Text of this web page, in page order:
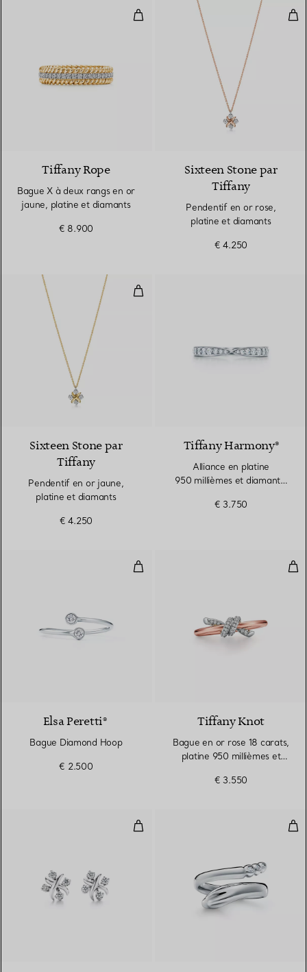
Bague X à deux rangs en or
3 Matériaux
Tiffany Rope
Bague X à deux rangs en or
jaune, platine et diamants
€ 8.900
Sixteen Stone par
Tiffany
Pendentif en or rose,
platine et diamants
€ 4.250
Pendentif en or jaune, platine et
Sixteen Stone par
Tiffany
Pendentif en or jaune,
platine et diamants
€ 4.250
Tiffany Harmony®
Alliance en platine
950 millièmes et diamants.
€ 3.750
Bague Diamond Hoop
Elsa Peretti®
Bague Diamond Hoop
€ 2.500
Tiffany Knot
Bague en or rose 18 carats,
platine 950 millièmes et
€ 3.550
Boucles d’oreilles en platine et